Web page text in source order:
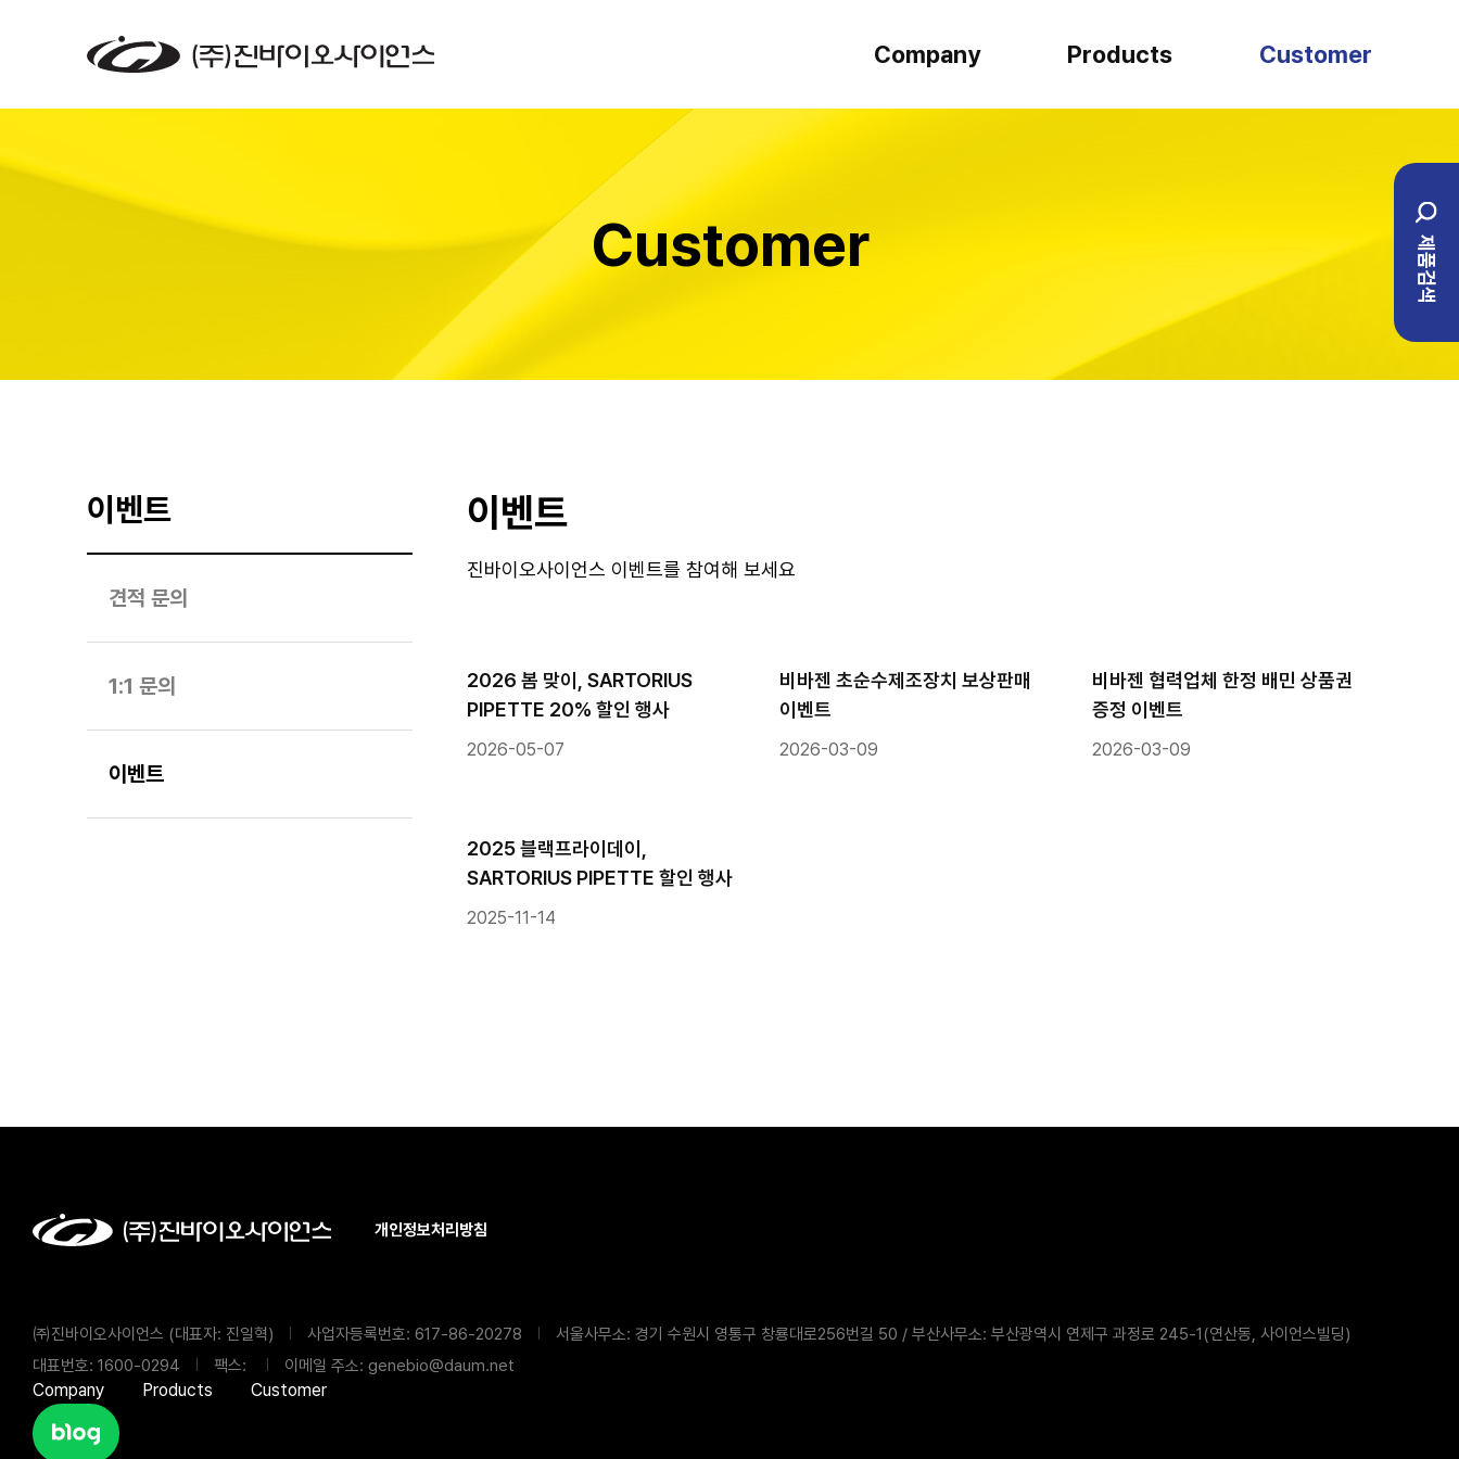
Company Products Customer
1:1 문의 제품검색
Customer
이벤트
견적 문의
1:1 문의
이벤트
이벤트
진바이오사이언스 이벤트를 참여해 보세요
2026 봄 맞이, SARTORIUS
PIPETTE 20% 할인 행사
2026-05-07
비바젠 초순수제조장치 보상판매
이벤트
2026-03-09
비바젠 협력업체 한정 배민 상품권
증정 이벤트
2026-03-09
2025 블랙프라이데이,
SARTORIUS PIPETTE 할인 행사
2025-11-14
개인정보처리방침
㈜진바이오사이언스 (대표자: 진일혁) 사업자등록번호: 617-86-20278
서울사무소: 경기 수원시 영통구 창룡대로256번길 50 / 부산사무소: 부산광역시 연제구 과정로 245-1(연산동, 사이언스빌딩)
대표번호: 1600-0294
팩스: 이메일 주소: genebio@daum.net
Company Products Customer